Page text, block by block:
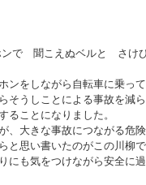
で 聞こえぬベルと さけ
ンをしながら自転車に乗っ
そうしことによる事故を減
ることになりました。
、大きな事故につながる危
と思い書いたのがこの川柳
にも気をつけながら安全に